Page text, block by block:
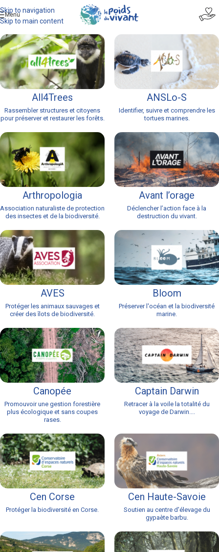
Skip to navigation
Skip to main content
Menu
All4Trees
Rassembler structures et citoyens
pour préserver et restaurer les forêts.
ANSLo-S
Identifier, suivre et comprendre les
tortues marines.
Arthropologia
Association naturaliste de protection
des insectes et de la biodiversité.
Avant l’orage
Déclencher l’action face à la
destruction du vivant.
AVES
Protéger les animaux sauvages et
créer des îlots de biodiversité.
Bloom
Préserver l'océan et la biodiversité
marine.
Canopée
Promouvoir une gestion forestière
plus écologique et sans coupes
rases.
Captain Darwin
Retracer à la voile la totalité du
voyage de Darwin....
Cen Corse
Protéger la biodiversité en Corse.
Cen Haute-Savoie
Soutien au centre d'élevage du
gypaète barbu.